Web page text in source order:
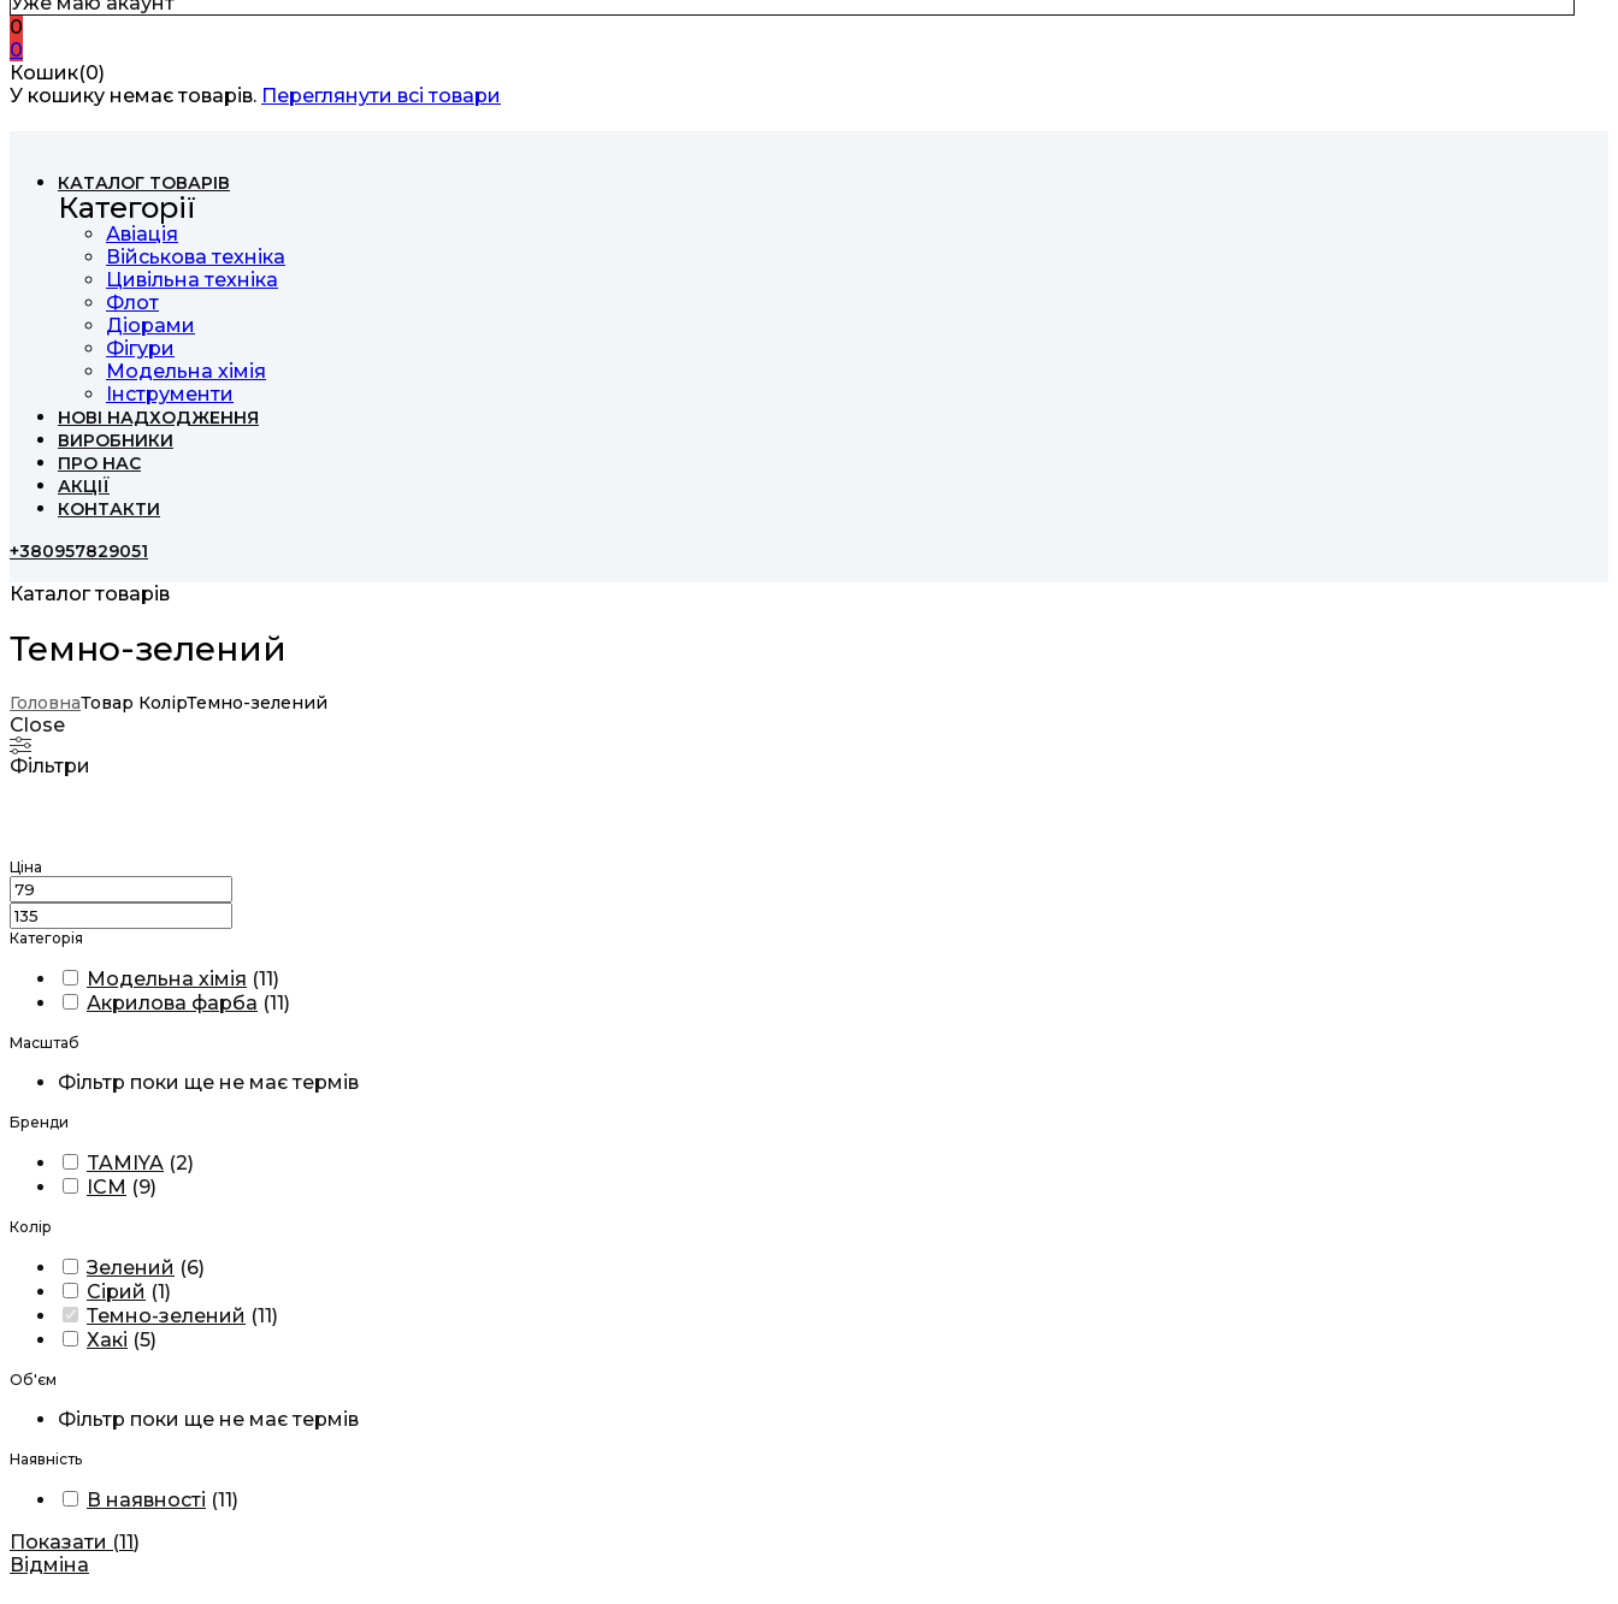
0
0
Кошик(0)
У кошику немає товарів. Переглянути всі товари
КАТАЛОГ ТОВАРІВ
Категорії
Авіація
Військова техніка
Цивільна техніка
Флот
Діорами
Фігури
Модельна хімія
Інструменти
НОВІ НАДХОДЖЕННЯ
ВИРОБНИКИ
ПРО НАС
АКЦІЇ
КОНТАКТИ
+380957829051
Каталог товарів
Темно-зелений
ГоловнаТовар КолірТемно-зелений
Close
Фільтри
Ціна
Категорія
Модельна хімія (11)
Акрилова фарба (11)
Масштаб
Фільтр поки ще не має термів
Бренди
TAMIYA (2)
ICM (9)
Колір
Зелений (6)
Сірий (1)
Темно-зелений (11)
Хакі (5)
Об'єм
Фільтр поки ще не має термів
Наявність
В наявності (11)
Показати (11)
Відміна